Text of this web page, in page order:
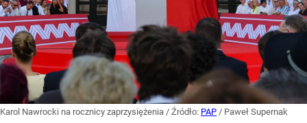
Karol Nawrocki na rocznicy zaprzysiężenia / Źródło: PAP / Paweł Supernak